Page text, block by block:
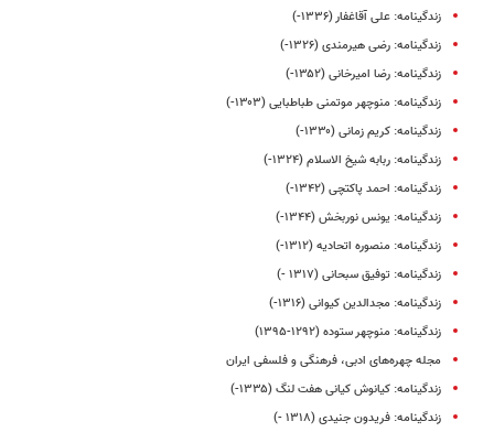
زندگینامه: علی آقاغفار (۱۳۳۶-)
زندگینامه: رضی هیرمندی (۱۳۲۶-)
زندگینامه: رضا امیرخانی (۱۳۵۲-)
زندگینامه: منوچهر موتمنی طباطبایی (۱۳۰۳-)
زندگینامه: کریم زمانی (۱۳۳۰-)
زندگینامه: ربابه شیخ الاسلام (۱۳۲۴-)
زندگینامه: احمد پاکتچی (۱۳۴۲-)
زندگینامه: یونس نوربخش (۱۳۴۴-)
زندگینامه: منصوره اتحادیه (۱۳۱۲-)
زندگینامه: توفیق سبحانی (۱۳۱۷ -)
زندگینامه: مجدالدین کیوانی (۱۳۱۶-)
زندگینامه: منوچهر ستوده (۱۲۹۲-۱۳۹۵)
مجله چهره‌های ادبی، فرهنگی و فلسفی ایران
زندگینامه: کیانوش کیانی هفت لنگ (۱۳۳۵-)
زندگینامه: فریدون جنیدی (۱۳۱۸ -)